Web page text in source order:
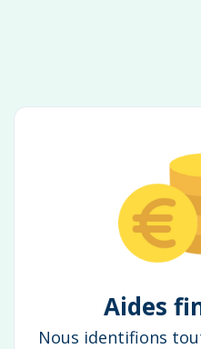
Aides
Nous identifions